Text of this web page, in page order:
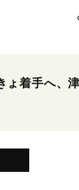
ょ着手へ、